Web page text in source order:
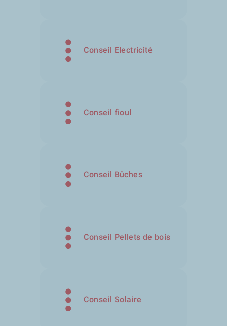
Conseil Electricité
Conseil fioul
Conseil Bûches
Conseil Pellets de bois
Conseil Solaire